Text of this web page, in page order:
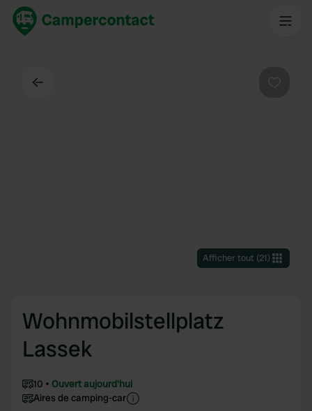
Afficher tout(21)
Wohnmobilstellplatz
Lassek
10
Ouvert aujourd'hui
Aires de camping-car